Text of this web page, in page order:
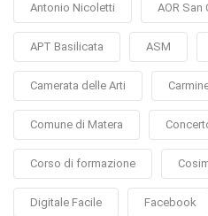
Antonio Nicoletti AOR San
APT Basilicata ASM
Camerata delle Arti
Comune di Matera
Corso di formazione
Digitale Facile Facebook